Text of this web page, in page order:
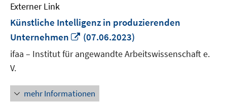
Externer Link
Künstliche Intelligenz in produzierenden
Unternehmen
In
Fenster
(07.06.2023)
ifaa – Institut für angewandte Arbeitswissenschaft e.
V.
mehr Informationen